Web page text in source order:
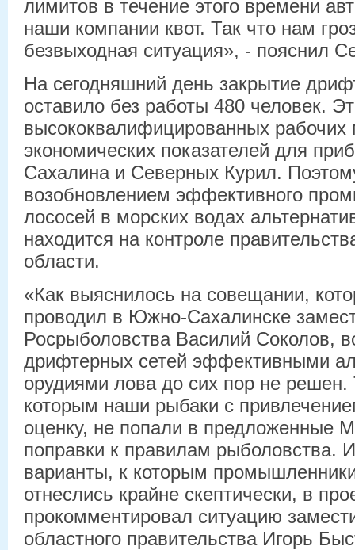
лимитов в течение этого времени
наши компании квот. Так что нам
безвыходная ситуация», - пояснил
На сегодняшний день закрытие
оставило без работы 480 человек.
высококвалифицированных рабочих
экономических показателей для
Сахалина и Северных Курил.
возобновлением эффективного
лососей в морских водах
находится на контроле
области.
«Как выяснилось на совещании,
проводил в Южно-Сахалинске
Росрыболовства Василий Соколов,
дрифтерных сетей эффективными
орудиями лова до сих пор не решен.
которым наши рыбаки с
оценку, не попали в предложенные
поправки к правилам рыболовства.
варианты, к которым
отнеслись крайне скептически, в
прокомментировал ситуацию
областного правительства Игорь